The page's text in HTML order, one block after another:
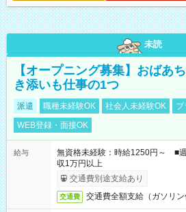
未読
【オープニング募集】おばあ
き添いも仕事の1つ
派遣 職種未経験OK 社会人未経験OK
ブ
WEB登録・面接OK
給与
無資格未経験：時給1250円～ ■
収1万円以上
交通費別途支給あり
交通費 交通費全額支給（ガソリン